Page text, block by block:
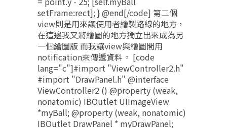
setFrame:rect]; } @end[/code] 第二個
view則是用來讓使用者繪製路線的地方，
在這邊我又將繪圖的地方獨立出來成為另
一個繪圖版 而我讓view與繪圖間用
notification來傳遞資料。 [code
lang="c"]#import "ViewController2.h"
#import "DrawPanel.h" @interface
ViewController2 () @property (weak,
nonatomic) IBOutlet UIImageView
*myBall; @property (weak, nonatomic)
IBOutlet DrawPanel * myDrawPanel;